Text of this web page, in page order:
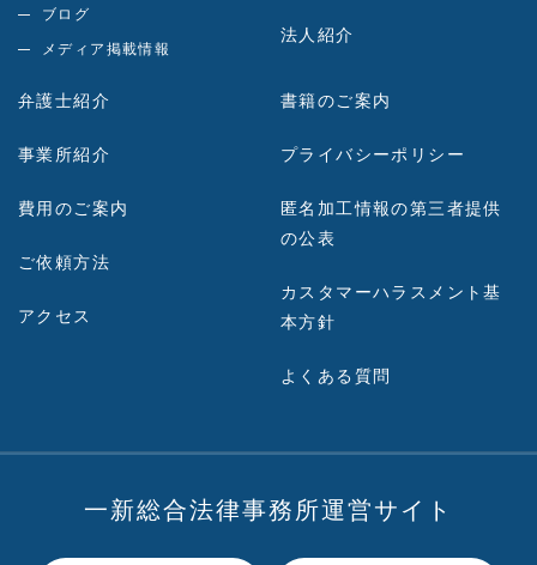
ブログ
メディア掲載情報
法人紹介
弁護士紹介
事業所紹介
費用のご案内
ご依頼方法
アクセス
書籍のご案内
プライバシーポリシー
匿名加工情報の第三者提供
の公表
カスタマーハラスメント基
本方針
よくある質問
一新総合法律事務所運営サイト